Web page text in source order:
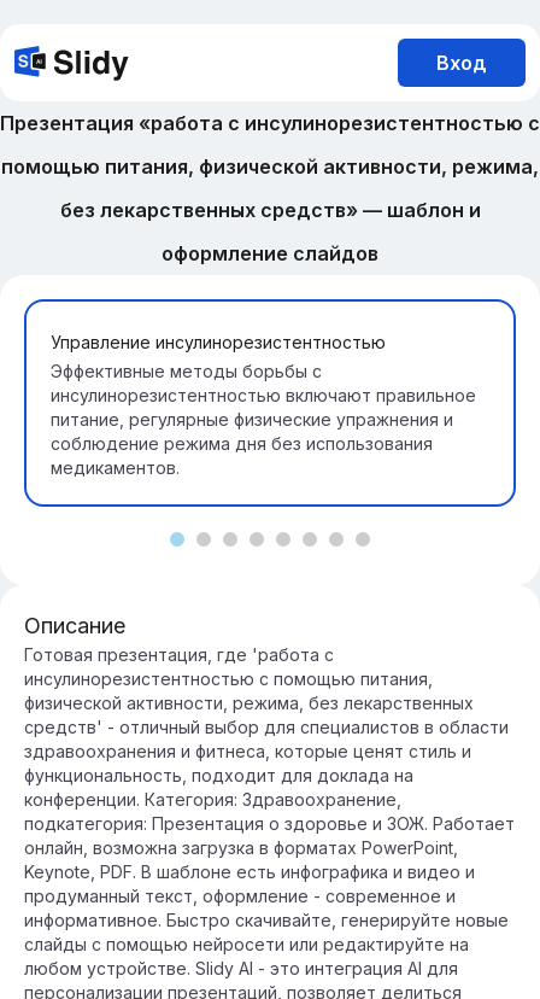
Вход
Презентация «работа с инсулинорезистентностью с
помощью питания, физической активности, режима,
без лекарственных средств» — шаблон и
оформление слайдов
Управление инсулинорезистентностью
Эффективные методы борьбы с
инсулинорезистентностью включают правильное
питание, регулярные физические упражнения и
соблюдение режима дня без использования
медикаментов.
Описание
Готовая презентация, где 'работа с
инсулинорезистентностью с помощью питания,
физической активности, режима, без лекарственных
средств' - отличный выбор для специалистов в области
здравоохранения и фитнеса, которые ценят стиль и
функциональность, подходит для доклада на
конференции. Категория: Здравоохранение,
подкатегория: Презентация о здоровье и ЗОЖ. Работает
онлайн, возможна загрузка в форматах PowerPoint,
Keynote, PDF. В шаблоне есть инфографика и видео и
продуманный текст, оформление - современное и
информативное. Быстро скачивайте, генерируйте новые
слайды с помощью нейросети или редактируйте на
любом устройстве. Slidy AI - это интеграция AI для
персонализации презентаций, позволяет делиться